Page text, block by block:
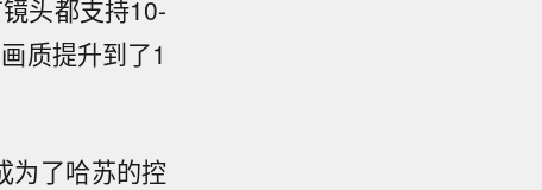
头都支持10-
质提升到了1
为了哈苏的控